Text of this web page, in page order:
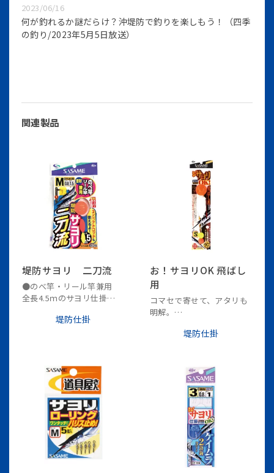
2023/06/16
何が釣れるか謎だらけ？沖堤防で釣りを楽しもう！（四季
の釣り/2023年5月5日放送）
関連製品
堤防サヨリ 二刀流
●のべ竿・リール竿兼用
全長4.5ｍのサヨリ仕掛
リール竿では道糸に接続可
離の出るスーパーボール仕
堤防仕掛
お！サヨリOK 飛ばし
用
コマセで寄せて、アタリも
明解。
堤防仕掛